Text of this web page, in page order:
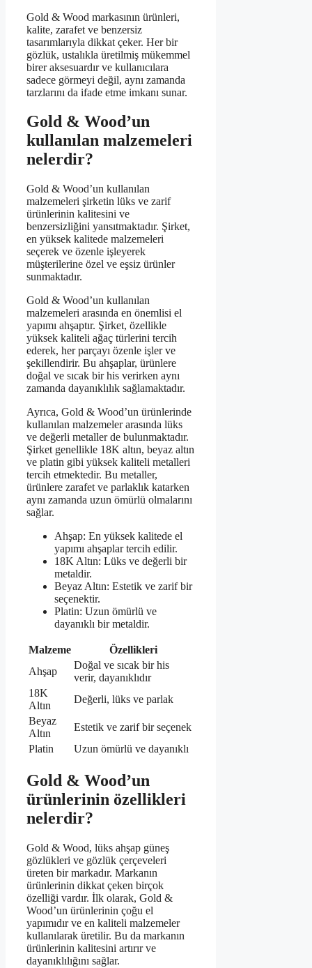
Gold & Wood markasının ürünleri,
kalite, zarafet ve benzersiz
tasarımlarıyla dikkat çeker. Her bir
gözlük, ustalıkla üretilmiş mükemmel
birer aksesuardır ve kullanıcılara
sadece görmeyi değil, aynı zamanda
tarzlarını da ifade etme imkanı sunar.
Gold & Wood’un
kullanılan malzemeleri
nelerdir?
Gold & Wood’un kullanılan
malzemeleri şirketin lüks ve zarif
ürünlerinin kalitesini ve
benzersizliğini yansıtmaktadır. Şirket,
en yüksek kalitede malzemeleri
seçerek ve özenle işleyerek
müşterilerine özel ve eşsiz ürünler
sunmaktadır.
Gold & Wood’un kullanılan
malzemeleri arasında en önemlisi el
yapımı ahşaptır. Şirket, özellikle
yüksek kaliteli ağaç türlerini tercih
ederek, her parçayı özenle işler ve
şekillendirir. Bu ahşaplar, ürünlere
doğal ve sıcak bir his verirken aynı
zamanda dayanıklılık sağlamaktadır.
Ayrıca, Gold & Wood’un ürünlerinde
kullanılan malzemeler arasında lüks
ve değerli metaller de bulunmaktadır.
Şirket genellikle 18K altın, beyaz altın
ve platin gibi yüksek kaliteli metalleri
tercih etmektedir. Bu metaller,
ürünlere zarafet ve parlaklık katarken
aynı zamanda uzun ömürlü olmalarını
sağlar.
Ahşap: En yüksek kalitede el
yapımı ahşaplar tercih edilir.
18K Altın: Lüks ve değerli bir
metaldir.
Beyaz Altın: Estetik ve zarif bir
seçenektir.
Platin: Uzun ömürlü ve
dayanıklı bir metaldir.
Malzeme
Özellikleri
Ahşap
Doğal ve sıcak bir his
verir, dayanıklıdır
18K
Altın
Değerli, lüks ve parlak
Beyaz
Altın
Estetik ve zarif bir seçenek
Platin
Uzun ömürlü ve dayanıklı
Gold & Wood’un
ürünlerinin özellikleri
nelerdir?
Gold & Wood, lüks ahşap güneş
gözlükleri ve gözlük çerçeveleri
üreten bir markadır. Markanın
ürünlerinin dikkat çeken birçok
özelliği vardır. İlk olarak, Gold &
Wood’un ürünlerinin çoğu el
yapımıdır ve en kaliteli malzemeler
kullanılarak üretilir. Bu da markanın
ürünlerinin kalitesini artırır ve
dayanıklılığını sağlar.